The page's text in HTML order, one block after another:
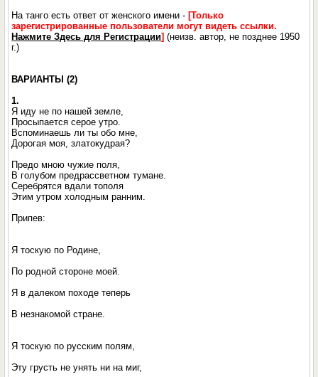
На танго есть ответ от женского имени - [Только
зарегистрированные пользователи могут видеть ссылки.
Нажмите Здесь для Регистрации] (неизв. автор, не позднее 1950
г.)
ВАРИАНТЫ (2)
1.
Я иду не по нашей земле,
Просыпается серое утро.
Вспоминаешь ли ты обо мне,
Дорогая моя, златокудрая?
Предо мною чужие поля,
В голубом предрассветном тумане.
Серебрятся вдали тополя
Этим утром холодным ранним.
Припев:
Я тоскую по Родине,
По родной стороне моей.
Я в далеком походе теперь
В незнакомой стране.
Я тоскую по русским полям,
Эту грусть не унять ни на миг,